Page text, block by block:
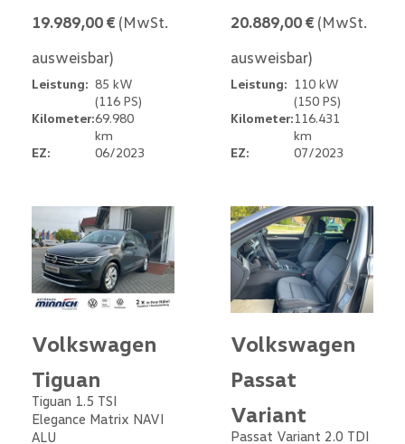
19.989,00 € (MwSt.
ausweisbar)
Leistung: 85 kW
(116 PS)
Kilometer:69.980
km
EZ:
06/2023
20.889,00 € (MwSt.
ausweisbar)
Leistung: 110 kW
(150 PS)
Kilometer:116.431
km
EZ:
07/2023
Volkswagen
Tiguan
Tiguan 1.5 TSI
Elegance Matrix NAVI
ALU
Volkswagen
Passat
Variant
Passat Variant 2.0 TDI